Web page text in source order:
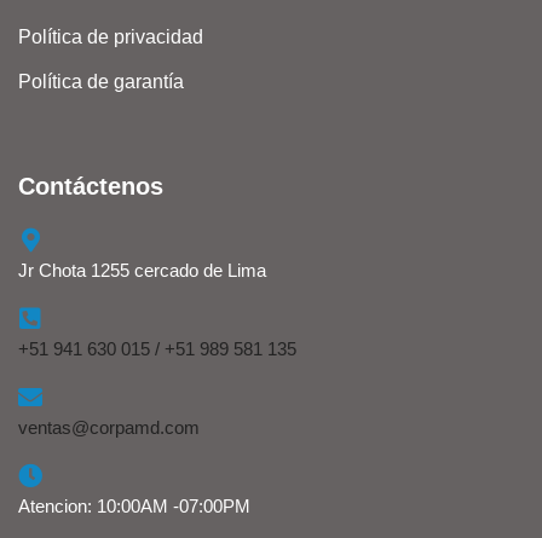
Política de privacidad
Política de garantía
Contáctenos
Jr Chota 1255 cercado de Lima
+51 941 630 015 / +51 989 581 135
ventas@corpamd.com
Atencion: 10:00AM -07:00PM